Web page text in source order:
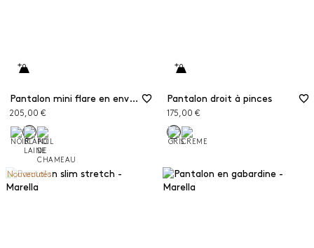
Pantalon mini flare en envers satin
205,00 €
Pantalon droit à pinces
175,00 €
Nouveautés